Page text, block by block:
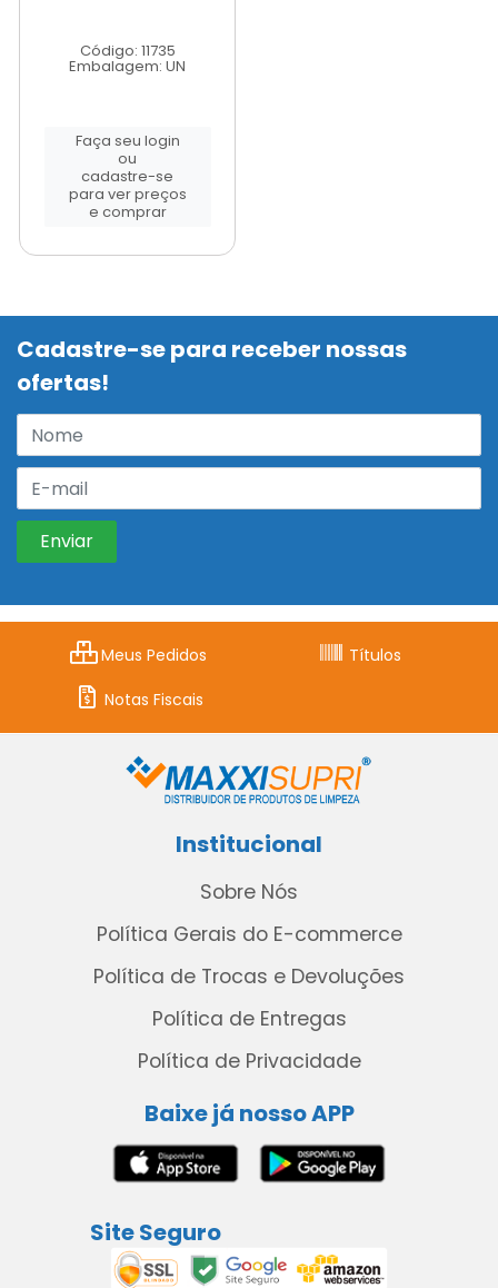
Código: 11735
Embalagem: UN
Faça seu login
ou
cadastre-se
para ver preços
e comprar
Cadastre-se para receber nossas
ofertas!
Meus Pedidos
Títulos
Notas Fiscais
Institucional
Sobre Nós
Política Gerais do E-commerce
Política de Trocas e Devoluções
Política de Entregas
Política de Privacidade
Baixe já nosso APP
Site Seguro